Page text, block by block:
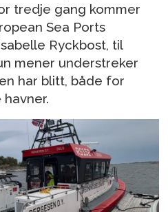
tredje gang kommer
Sea Ports
Ryckbost, til
mener understreker
har blitt, både for